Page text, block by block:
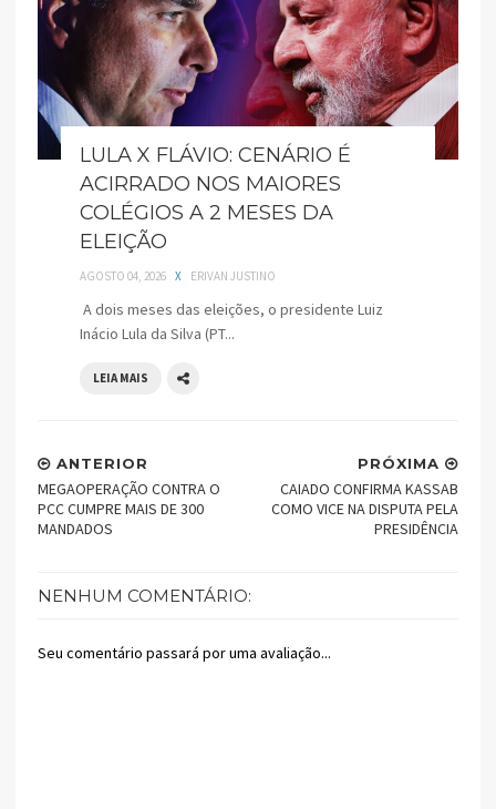
LULA X FLÁVIO: CENÁRIO É
ACIRRADO NOS MAIORES
COLÉGIOS A 2 MESES DA
ELEIÇÃO
AGOSTO 04, 2026 X ERIVAN JUSTINO
A dois meses das eleições, o presidente Luiz
Inácio Lula da Silva (PT...
LEIA MAIS
PRÓXIMA
CAIADO CONFIRMA KASSAB
COMO VICE NA DISPUTA PELA
PRESIDÊNCIA
ANTERIOR
MEGAOPERAÇÃO CONTRA O
PCC CUMPRE MAIS DE 300
MANDADOS
NENHUM COMENTÁRIO:
Seu comentário passará por uma avaliação...